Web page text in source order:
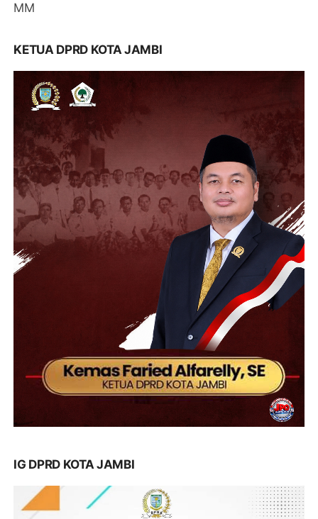
MM
KETUA DPRD KOTA JAMBI
IG DPRD KOTA JAMBI